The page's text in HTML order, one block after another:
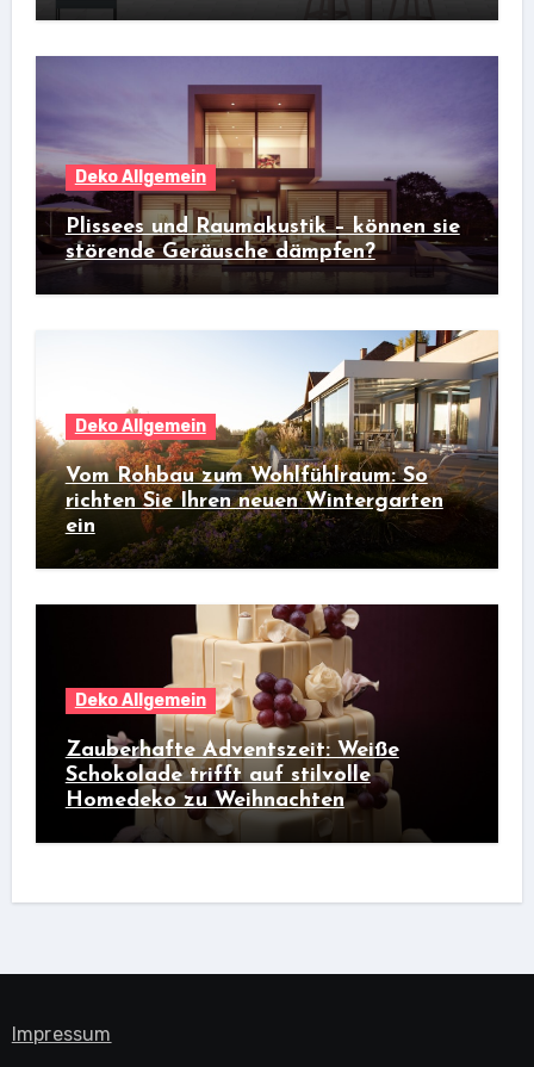
Deko Allgemein
Plissees und Raumakustik – können sie
störende Geräusche dämpfen?
Deko Allgemein
Vom Rohbau zum Wohlfühlraum: So
richten Sie Ihren neuen Wintergarten
ein
Deko Allgemein
Zauberhafte Adventszeit: Weiße
Schokolade trifft auf stilvolle
Homedeko zu Weihnachten
Impressum